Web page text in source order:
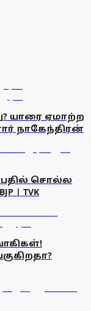
யாரை ஏமாற்ற
நாகேந்திரன்
பதில் சொல்ல
| TVK